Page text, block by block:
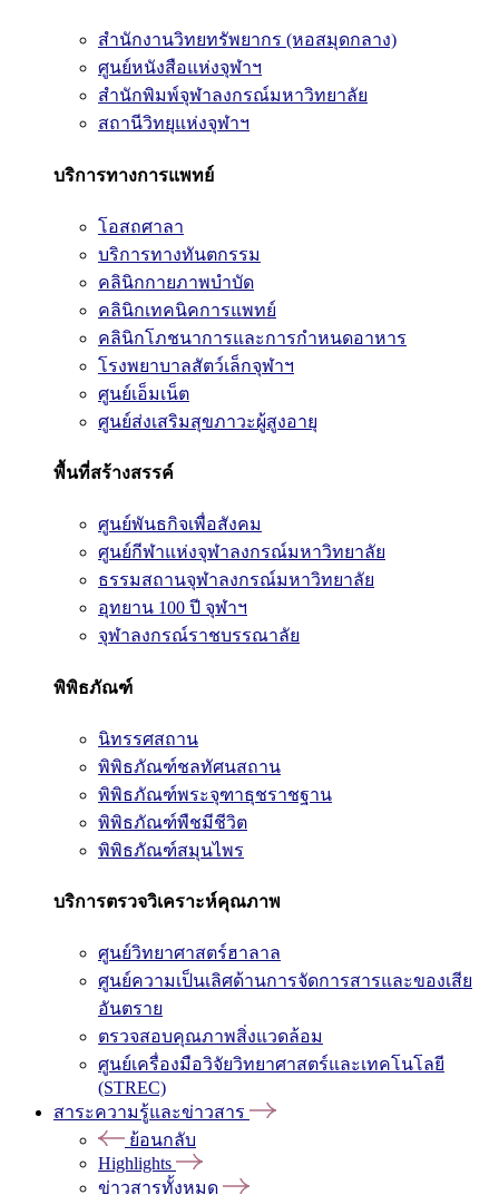
สำนักงานวิทยทรัพยากร (หอสมุดกลาง)
ศูนย์หนังสือแห่งจุฬาฯ
สำนักพิมพ์จุฬาลงกรณ์มหาวิทยาลัย
สถานีวิทยุแห่งจุฬาฯ
บริการทางการแพทย์
โอสถศาลา
บริการทางทันตกรรม
คลินิกกายภาพบำบัด
คลินิกเทคนิคการแพทย์
คลินิกโภชนาการและการกำหนดอาหาร
โรงพยาบาลสัตว์เล็กจุฬาฯ
ศูนย์เอ็มเน็ต
ศูนย์ส่งเสริมสุขภาวะผู้สูงอายุ
พื้นที่สร้างสรรค์
ศูนย์พันธกิจเพื่อสังคม
ศูนย์กีฬาแห่งจุฬาลงกรณ์มหาวิทยาลัย
ธรรมสถานจุฬาลงกรณ์มหาวิทยาลัย
อุทยาน 100 ปี จุฬาฯ
จุฬาลงกรณ์ราชบรรณาลัย
พิพิธภัณฑ์
นิทรรศสถาน
พิพิธภัณฑ์ชลทัศนสถาน
พิพิธภัณฑ์พระจุฑาธุชราชฐาน
พิพิธภัณฑ์พืชมีชีวิต
พิพิธภัณฑ์สมุนไพร
บริการตรวจวิเคราะห์คุณภาพ
ศูนย์วิทยาศาสตร์ฮาลาล
ศูนย์ความเป็นเลิศด้านการจัดการสารและของเสีย
อันตราย
ตรวจสอบคุณภาพสิ่งแวดล้อม
ศูนย์เครื่องมือวิจัยวิทยาศาสตร์และเทคโนโลยี
(STREC)
สาระความรู้และข่าวสาร
ย้อนกลับ
Highlights
ข่าวสารทั้งหมด